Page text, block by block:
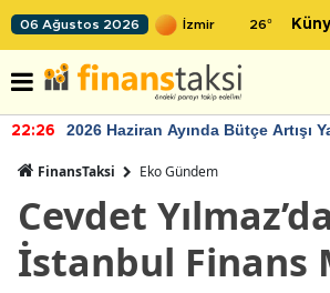
06 Ağustos 2026 26°
22:26 2026 Haziran Ayında Bütçe Artışı
FinansTaksi Eko Gündem
Cevdet
İstanbul Finans